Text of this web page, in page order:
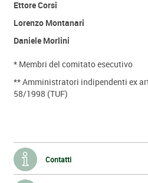
Ettore Corsi
Lorenzo Montanari
Daniele Morlini
* Membri del comitato esecutivo
** Amministratori indipendenti ex
58/1998 (TUF)
Contatti